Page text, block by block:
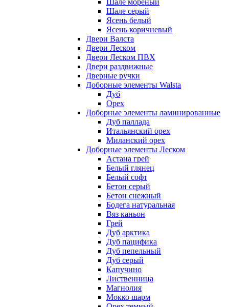
Шале мореный
Шале серый
Ясень белый
Ясень коричневый
Двери Валста
Двери Леском
Двери Леском ПВХ
Двери раздвижные
Дверные ручки
Доборные элементы Walsta
Дуб
Орех
Доборные элементы ламинированные
Дуб паллада
Итальянский орех
Миланский орех
Доборные элементы Леском
Астана грей
Белый глянец
Белый софт
Бетон серый
Бетон снежный
Бодега натуральная
Вяз каньон
Грей
Дуб арктика
Дуб пацифика
Дуб пепельный
Дуб серый
Капучино
Лиственница
Магнолия
Мокко шарм